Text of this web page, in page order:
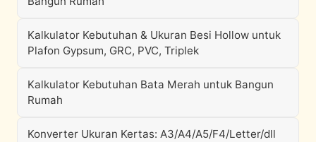
Kalkulator Kebutuhan & Ukuran Besi Hollow untuk
Plafon Gypsum, GRC, PVC, Triplek
Kalkulator Kebutuhan Bata Merah untuk Bangun
Rumah
Konverter Ukuran Kertas: A3/A4/A5/F4/Letter/dll